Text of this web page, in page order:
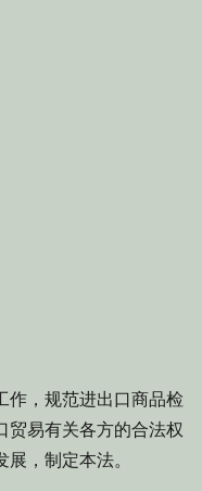
，规范进出口商品检
贸易有关各方的合法权
，制定本法。